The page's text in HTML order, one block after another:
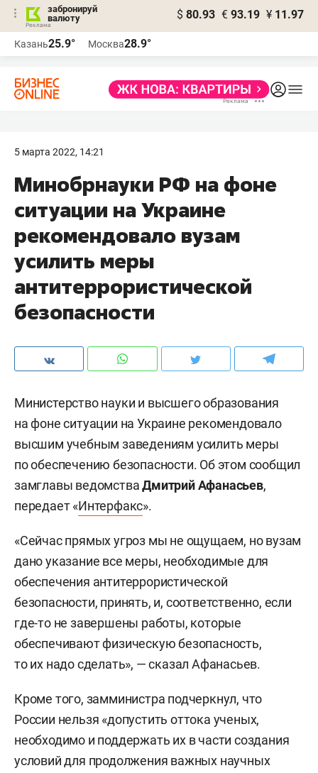
забронируй
валюту
$ 80.93 € 93.19 ¥ 11.97
Казань25.9° Москва28.9°
5 марта 2022, 14:21
Минобрнауки РФ на фоне
ситуации на Украине
рекомендовало вузам
усилить меры
антитеррористической
безопасности
Министерство науки и высшего образования
на фоне ситуации на Украине рекомендовало
высшим учебным заведениям усилить меры
по обеспечению безопасности. Об этом сообщил
замглавы ведомстваДмитрий Афанасьев,
передает «Интерфакс».
«Сейчас прямых угроз мы не ощущаем, но вузам
дано указание все меры, необходимые для
обеспечения антитеррористической
безопасности, принять, и, соответственно, если
где-то не завершены работы, которые
обеспечивают физическую безопасность,
то их надо сделать», — сказал Афанасьев.
Кроме того, замминистра подчеркнул, что
России нельзя «допустить оттока ученых,
необходимо и поддержать их в части создания
условий для продолжения важных научных